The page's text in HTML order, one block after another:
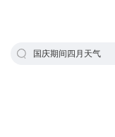
国庆期间四月天气